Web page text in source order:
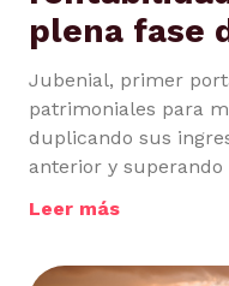
plena fase
Jubenial, primer
patrimoniales para
duplicando sus
anterior y superando
Leer más